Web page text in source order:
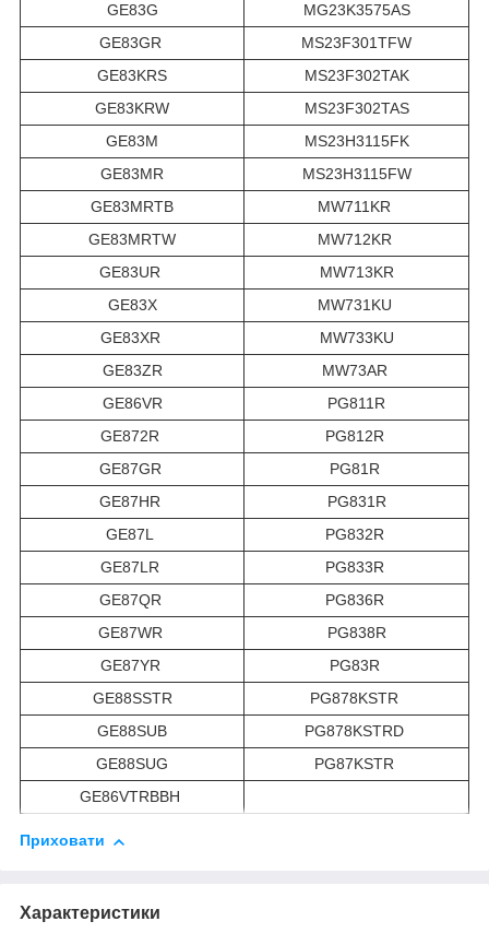
GE83G
MG23K3575AS
GE83GR
MS23F301TFW
GE83KRS
MS23F302TAK
GE83KRW
MS23F302TAS
GE83M
MS23H3115FK
GE83MR
MS23H3115FW
GE83MRTB
MW711KR
GE83MRTW
MW712KR
GE83UR
MW713KR
GE83X
MW731KU
GE83XR
MW733KU
GE83ZR
MW73AR
GE86VR
PG811R
GE872R
PG812R
GE87GR
PG81R
GE87HR
PG831R
GE87L
PG832R
GE87LR
PG833R
GE87QR
PG836R
GE87WR
PG838R
GE87YR
PG83R
GE88SSTR
PG878KSTR
GE88SUB
PG878KSTRD
GE88SUG
PG87KSTR
GE86VTRBBH
Приховати
Характеристики